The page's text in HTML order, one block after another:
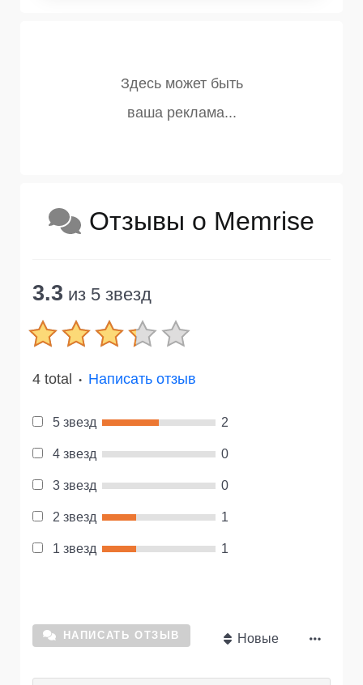
Отзывы о Memrise
3.3 из 5 звезд
4 total ● Написать отзыв
5 звезд 2
4 звезд 0
3 звезд 0
2 звезд 1
1 звезд 1
НАПИСАТЬ ОТЗЫВ Новые